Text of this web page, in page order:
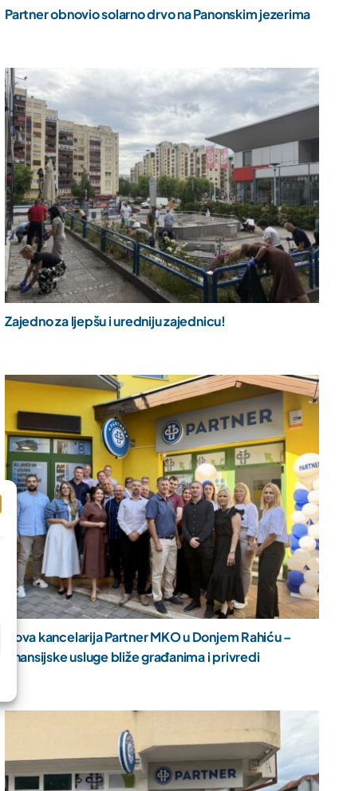
Partner obnovio solarno drvo na Panonskim jezerima
Zajedno za ljepšu i uredniju zajednicu!
Nova kancelarija Partner MKO u Donjem Rahiću –
finansijske usluge bliže građanima i privredi